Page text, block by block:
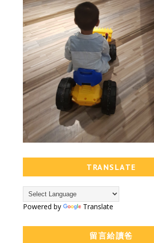
TRANSLATE
Powered by Translate
留言給讀爸